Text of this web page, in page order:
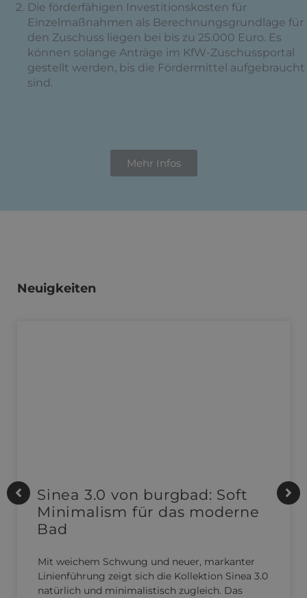
Die förderfähigen Investitionskosten für
Einzelmaßnahmen als Berechnungsgrundlage für
den Zuschuss liegen bei bis zu 25.000 Euro. Es
können solange Anträge im KfW-Zuschussportal
gestellt werden, bis die Fördermittel aufgebraucht
sind.
Mehr Infos
Neuigkeiten
Sinea 3.0 von burgbad: Soft
Minimalism für das moderne
Bad
Mit weichem Schwung und neuer, markanter
Linienführung zeigt sich die Kollektion Sinea 3.0
natürlich und minimalistisch zugleich. Das